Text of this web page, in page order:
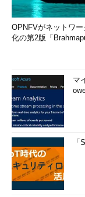
OPNFVがネットワー
化の第2版「
マ